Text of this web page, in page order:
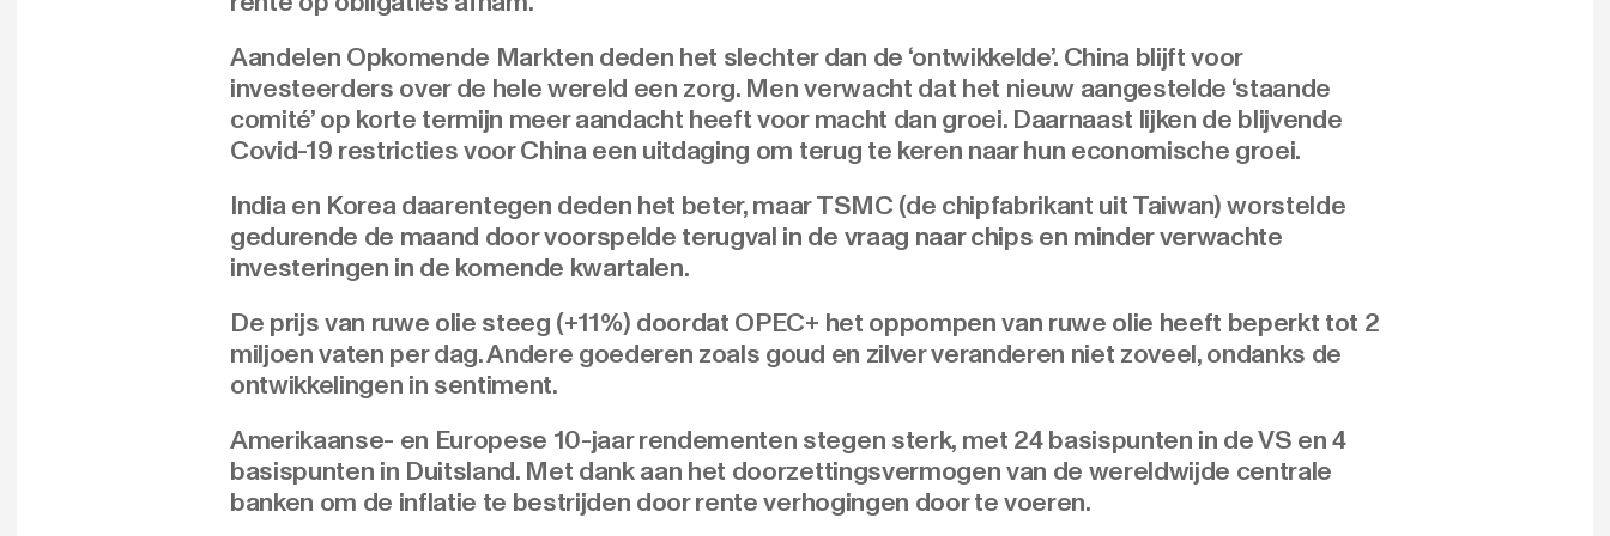
Aandelen Opkomende Markten deden het slechter dan de ‘ontwikkelde’. China blijft voor
investeerders over de hele wereld een zorg. Men verwacht dat het nieuw aangestelde ‘staande
comité’ op korte termijn meer aandacht heeft voor macht dan groei. Daarnaast lijken de blijvende
Covid-19 restricties voor China een uitdaging om terug te keren naar hun economische groei.
India en Korea daarentegen deden het beter, maar TSMC (de chipfabrikant uit Taiwan) worstelde
gedurende de maand door voorspelde terugval in de vraag naar chips en minder verwachte
investeringen in de komende kwartalen.
De prijs van ruwe olie steeg (+11%) doordat OPEC+ het oppompen van ruwe olie heeft beperkt tot 2
miljoen vaten per dag. Andere goederen zoals goud en zilver veranderen niet zoveel, ondanks de
ontwikkelingen in sentiment.
Amerikaanse- en Europese 10-jaar rendementen stegen sterk, met 24 basispunten in de VS en 4
basispunten in Duitsland. Met dank aan het doorzettingsvermogen van de wereldwijde centrale
banken om de inflatie te bestrijden door rente verhogingen door te voeren.